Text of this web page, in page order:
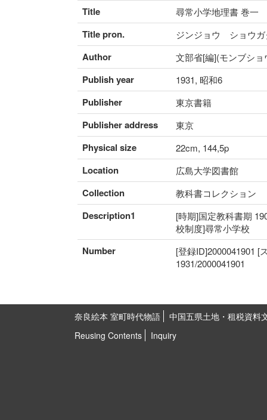
Title 尋常小学地理書 巻一
Title pron. ジンジョウ ショウ
Author 文部省[編](モンブショ
Publish year 1931, 昭和6
Publisher 東京書籍
Publisher address 東京
Physical size 22cm, 144,5p
Location 広島大学図書館
Collection 教科書コレクション
Description1
[時期]国定教科書期
校制度]尋常小学校
Number
[登録ID]2000041901 [
1931/2000041901
奈良絵本 室町時代物語
中国五県土地・租税資料
Reusing Contents
Inquiry